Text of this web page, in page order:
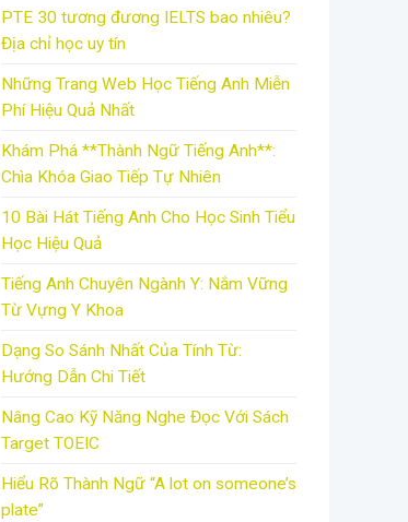
PTE 30 tương đương IELTS bao nhiêu?
Địa chỉ học uy tín
Những Trang Web Học Tiếng Anh Miễn
Phí Hiệu Quả Nhất
Khám Phá **Thành Ngữ Tiếng Anh**:
Chìa Khóa Giao Tiếp Tự Nhiên
10 Bài Hát Tiếng Anh Cho Học Sinh Tiểu
Học Hiệu Quả
Tiếng Anh Chuyên Ngành Y: Nắm Vững
Từ Vựng Y Khoa
Dạng So Sánh Nhất Của Tính Từ:
Hướng Dẫn Chi Tiết
Nâng Cao Kỹ Năng Nghe Đọc Với Sách
Target TOEIC
Hiểu Rõ Thành Ngữ “A lot on someone’s
plate”